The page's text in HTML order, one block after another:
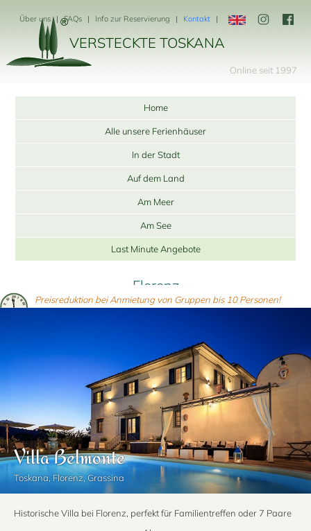
VERSTECKTE TOSKANA
Über uns FAQs Info zur Reservierung Kontakt
Online seit 1997
Home
Alle unsere Ferienhäuser
In der Stadt
Auf dem Land
Am Meer
Am See
Last Minute Angebote
Florenz
Preisreduktion bei Anmietung von Gruppen bis 10 Personen!
Villa Belmonte
Toskana, Florenz, Grassina
Historische Villa bei Florenz, perfekt für Familientreffen oder 7 Paare